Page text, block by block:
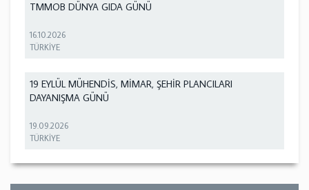
TMMOB DÜNYA GIDA GÜNÜ
16.10.2026
TÜRKİYE
19 EYLÜL MÜHENDİS, MİMAR, ŞEHİR PLANCILARI
DAYANIŞMA GÜNÜ
19.09.2026
TÜRKİYE